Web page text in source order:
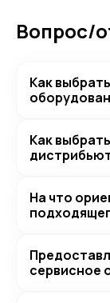
Вопрос/
Как
Как
На что
сервисное